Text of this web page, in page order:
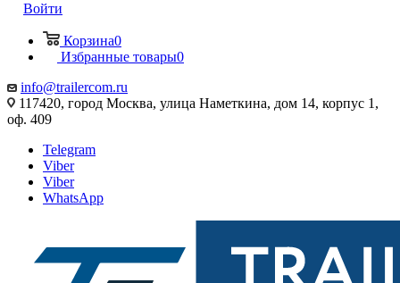
Войти
Корзина0
Избранные товары0
info@trailercom.ru
117420, город Москва, улица Наметкина, дом 14, корпус 1,
оф. 409
Telegram
Viber
Viber
WhatsApp